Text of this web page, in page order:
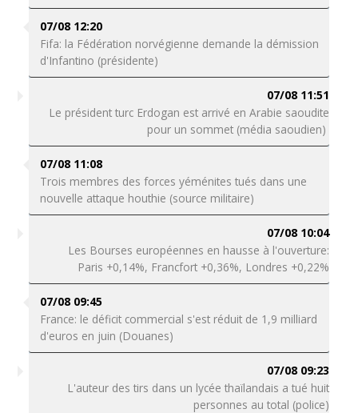
07/08 12:20
Fifa: la Fédération norvégienne demande la démission
d'Infantino (présidente)
07/08 11:51
Le président turc Erdogan est arrivé en Arabie saoudite
pour un sommet (média saoudien)
07/08 11:08
Trois membres des forces yéménites tués dans une
nouvelle attaque houthie (source militaire)
07/08 10:04
Les Bourses européennes en hausse à l'ouverture:
Paris +0,14%, Francfort +0,36%, Londres +0,22%
07/08 09:45
France: le déficit commercial s'est réduit de 1,9 milliard
d'euros en juin (Douanes)
07/08 09:23
L'auteur des tirs dans un lycée thaïlandais a tué huit
personnes au total (police)